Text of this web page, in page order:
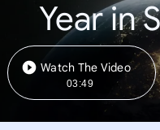
Year in
Watch The Video
03:49